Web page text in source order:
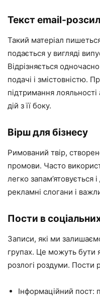
Текст email-
Такий матеріал
подається у вигляді
Відрізняється
подачі і змістовністю.
підтримання лояльності
дій з її боку.
Вірш для бізнесу
Римований твір,
промови. Часто
легко запам’ятовується
рекламні слогани і
Пости в
Записи, які ми
групах. Це можуть бути
розлогі роздуми. Пости
Інформаційний пост: